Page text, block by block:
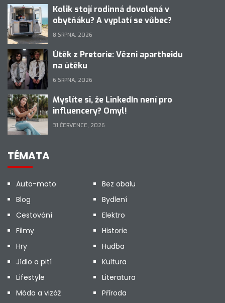
Kolik stojí rodinná dovolená v
obytňáku? A vyplatí se vůbec?
8 SRPNA, 2026
Útěk z Pretorie: Vězni apartheidu
na útěku
6 SRPNA, 2026
Myslíte si, že LinkedIn není pro
influencery? Omyl!
31 ČERVENCE, 2026
TÉMATA
Auto-moto
Bez obalu
Blog
Bydlení
Cestování
Elektro
Filmy
Historie
Hry
Hudba
Jídlo a pití
Kultura
Lifestyle
Literatura
Móda a vizáž
Příroda